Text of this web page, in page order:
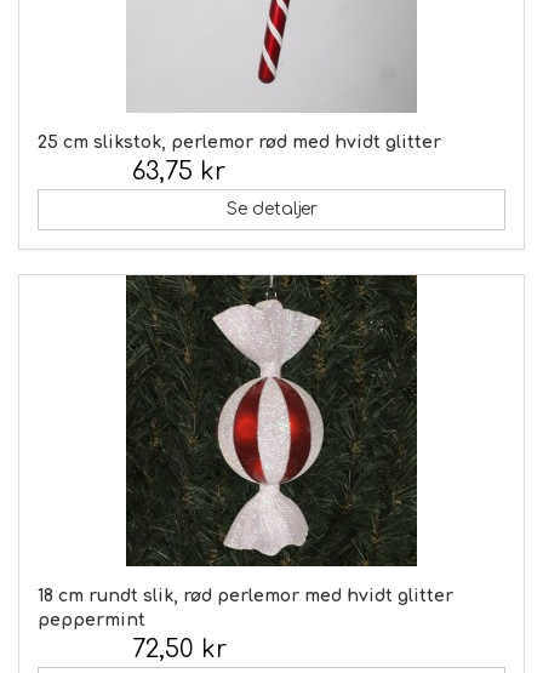
25 cm slikstok, perlemor rød med hvidt glitter
63,75 kr
Se detaljer
18 cm rundt slik, rød perlemor med hvidt glitter
peppermint
72,50 kr